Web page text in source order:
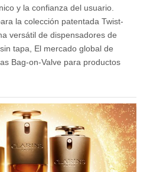
y la confianza del usuario.
la colección patentada Twist-
versátil de dispensadores de
tapa, El mercado global de
Bag-on-Valve para productos